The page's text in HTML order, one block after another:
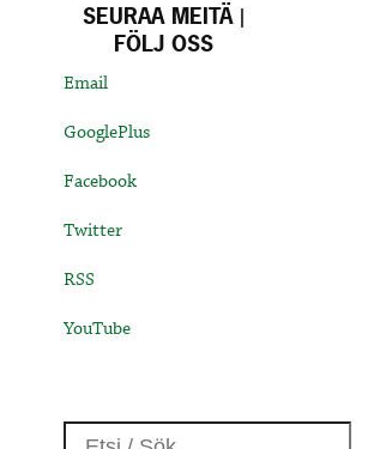
SEURAA MEITÄ |
FÖLJ OSS
Email
GooglePlus
Facebook
Twitter
RSS
YouTube